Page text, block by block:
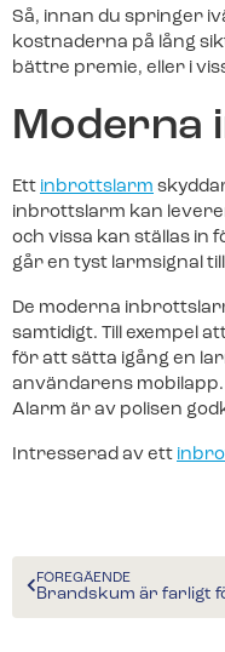
Så, innan du springer
kostnaderna på lång
bättre premie, eller i
Moderna
Ett inbrottslarm
inbrottslarm kan
och vissa kan ställas in
går en tyst larmsignal
De moderna
samtidigt. Till exempel
för att sätta igång en
användarens
Alarm är av polisen
Intresserad av ett
FÖREGÅENDE
Brandskum är farligt